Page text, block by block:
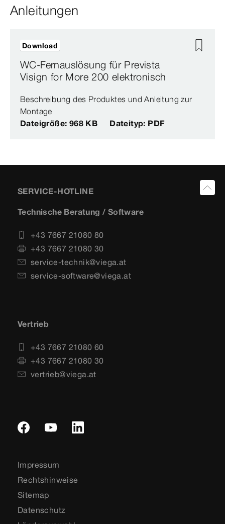
Anleitungen
WC-Fernauslösung für Prevista
Visign for More 200 elektronisch
Beschreibung des Produktes und Anleitung zur
Montage
Dateigröße: 968 KB
Dateityp: PDF
Download
SERVICE-HOTLINE
Technische Beratung / Software
+43 7667 21080 80
+43 7667 21080 30
service-technik@viega.at
service-software@viega.at
Vertrieb
+43 7667 21080 60
+43 7667 21080 30
vertrieb@viega.at
Impressum
Rechtshinweise
Sitemap
Datenschutz